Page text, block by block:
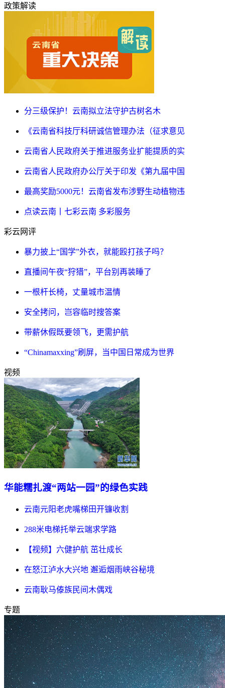
政策解读
分三级保护！云南拟立法守护古树名木
《云南省科技厅科研诚信管理办法（征求意见
云南省人民政府关于推进服务业扩能提质的实
云南省人民政府办公厅关于印发《第九届中国
最高奖励5000元！云南省发布涉野生动植物违
点读云南丨七彩云南 多彩服务
彩云网评
暴力披上“国学”外衣，就能殴打孩子吗？
直播间午夜“狩猎”，平台别再装睡了
一根杆长椅，丈量城市温情
安全拷问，岂容临时搜答案
带薪休假既要领飞，更需护航
“Chinamaxxing”刷屏，当中国日常成为世界
视频
华能糯扎渡“两站一园”的绿色实践
云南元阳老虎嘴梯田开镰收割
288米电梯托举云端求学路
【视频】六健护航 茁壮成长
在怒江泸水大兴地 邂逅烟雨峡谷秘境
云南耿马傣族民间木偶戏
专题